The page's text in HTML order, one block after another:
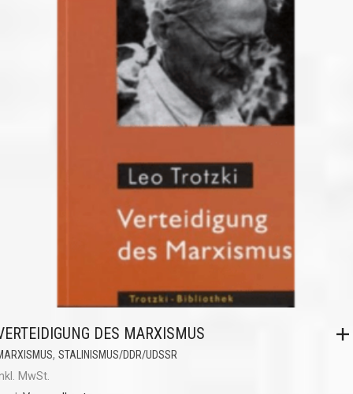
DES MARXISMUS
, STALINISMUS/DDR/UDSSR
MwSt.